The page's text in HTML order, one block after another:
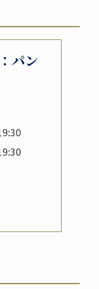
パン